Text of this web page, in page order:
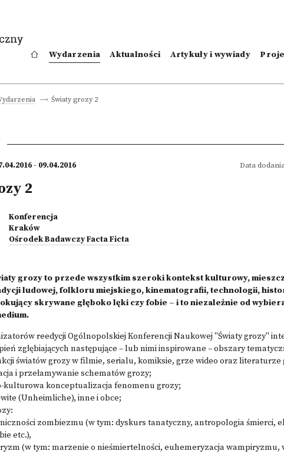
Wydarzenia Aktualności Artykuły i wywiady
Światy grozy 2
- 09.04.2016 Data
2
Konferencja
Kraków
Ośrodek Badawczy Facta Ficta
grozy to przede wszystkim szeroki kontekst kulturowy,
ludowej, folkloru miejskiego, kinematografii, technologii,
skrywane głęboko lęki czy fobie – i to niezależnie od
reedycji Ogólnopolskiej Konferencji Naukowej "Światy grozy"
zgłębiających następujące – lub nimi inspirowane – obszary
światów grozy w filmie, serialu, komiksie, grze wideo oraz
i przełamywanie schematów grozy;
kulturowa konceptualizacja fenomenu grozy;
(Unheimliche), inne i obce;
zombiezmu (w tym: dyskurs tanatyczny, antropologia śmierci,
etc.),
(w tym: marzenie o nieśmiertelności, euhemeryzacja wampiryzmu,